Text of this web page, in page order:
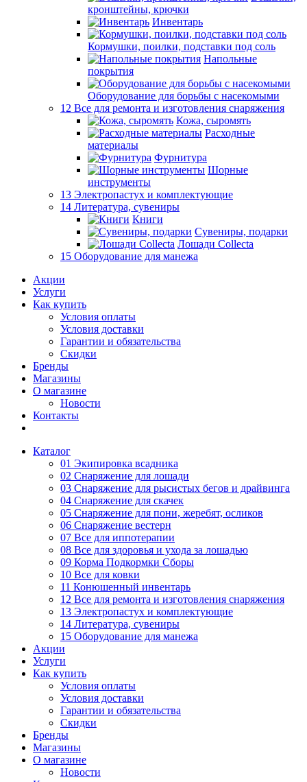
кронштейны, крючки
Инвентарь
Кормушки, поилки, подставки под соль
Напольные
покрытия
Оборудование для борьбы с насекомыми
12 Все для ремонта и изготовления снаряжения
Кожа, сыромять
Расходные
материалы
Фурнитура
Шорные
инструменты
13 Электропастух и комплектующие
14 Литература, сувениры
Книги
Сувениры, подарки
Лошади Collecta
15 Оборудование для манежа
Акции
Услуги
Как купить
Условия оплаты
Условия доставки
Гарантии и обязательства
Скидки
Бренды
Магазины
О магазине
Новости
Контакты
Каталог
01 Экипировка всадника
02 Снаряжение для лошади
03 Снаряжение для рысистых бегов и драйвинга
04 Снаряжение для скачек
05 Снаряжение для пони, жеребят, осликов
06 Снаряжение вестерн
07 Все для иппотерапии
08 Все для здоровья и ухода за лошадью
09 Корма Подкормки Сборы
10 Все для ковки
11 Конюшенный инвентарь
12 Все для ремонта и изготовления снаряжения
13 Электропастух и комплектующие
14 Литература, сувениры
15 Оборудование для манежа
Акции
Услуги
Как купить
Условия оплаты
Условия доставки
Гарантии и обязательства
Скидки
Бренды
Магазины
О магазине
Новости